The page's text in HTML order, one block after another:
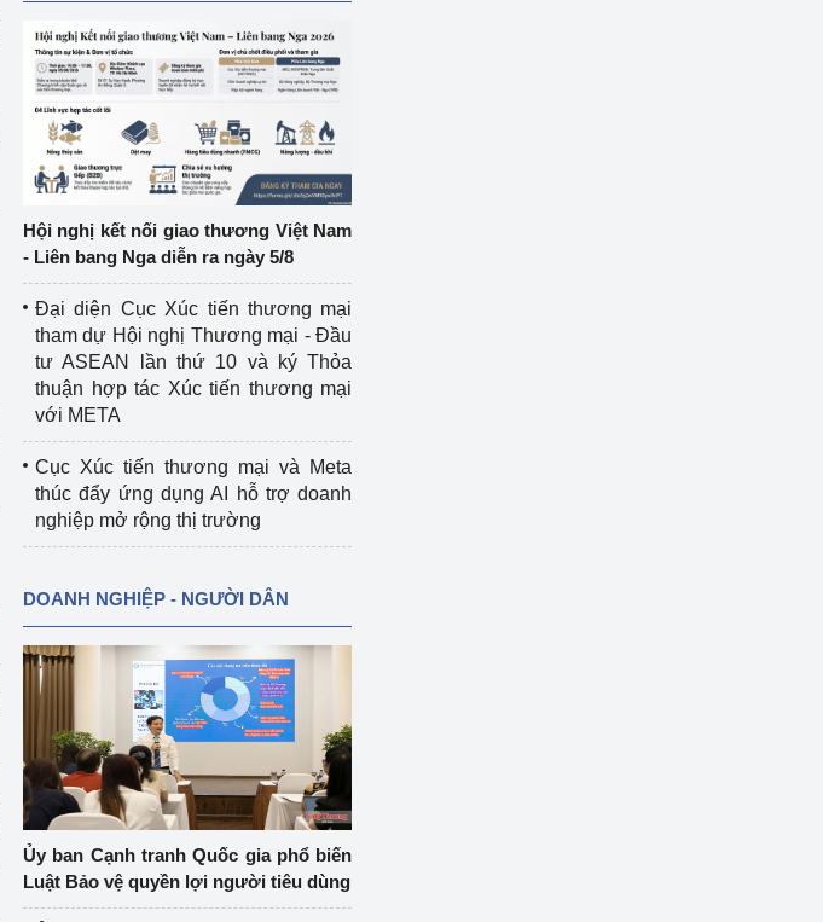
Hội nghị kết nối giao thương Việt Nam
- Liên bang Nga diễn ra ngày 5/8
Đại diện Cục Xúc tiến thương mại
tham dự Hội nghị Thương mại - Đầu
tư ASEAN lần thứ 10 và ký Thỏa
thuận hợp tác Xúc tiến thương mại
với META
Cục Xúc tiến thương mại và Meta
thúc đẩy ứng dụng AI hỗ trợ doanh
nghiệp mở rộng thị trường
DOANH NGHIỆP - NGƯỜI DÂN
Ủy ban Cạnh tranh Quốc gia phổ biến
Luật Bảo vệ quyền lợi người tiêu dùng